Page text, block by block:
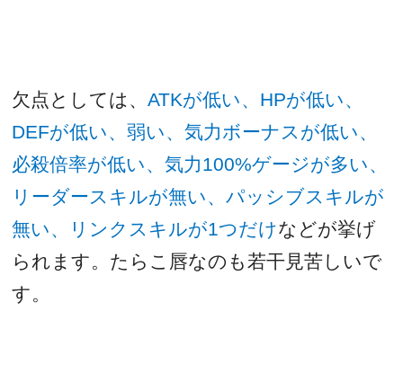
欠点としては、ATKが低い、 HPが低い、
DEFが低い、弱い、気力ボーナスが低い、
必殺倍率が低い、気力100%ゲージが多い、
リーダースキルが無い、パッシブスキルが
無い、リンクスキルが1つだけなどが挙げ
られます。たらこ唇なのも若干見苦しいで
す。